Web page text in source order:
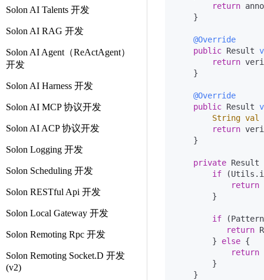
Solon AI Talents 开发
Solon AI RAG 开发
Solon AI Agent（ReActAgent）
开发
Solon AI Harness 开发
Solon AI MCP 协议开发
Solon AI ACP 协议开发
Solon Logging 开发
Solon Scheduling 开发
Solon RESTful Api 开发
Solon Local Gateway 开发
Solon Remoting Rpc 开发
Solon Remoting Socket.D 开发
(v2)
return
    }
@Override
public Result
return
    }
@Override
public Result
String val
return
    }
private Result
if
return
        }
if
return
        }
else {
return
        }
    }